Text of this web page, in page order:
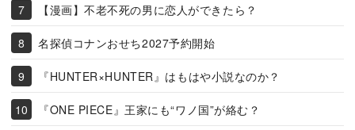
【漫画】不老不死の男に恋人ができたら？
名探偵コナンおせち2027予約開始
『HUNTER×HUNTER』はもはや小説なのか？
『ONE PIECE』王家にも“ワノ国”が絡む？